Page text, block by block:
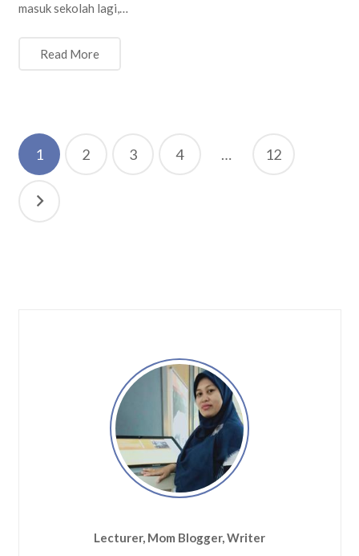
masuk sekolah lagi,…
Read More
Posts
navigation
1 2 3 4 … 12
Lecturer, Mom Blogger, Writer